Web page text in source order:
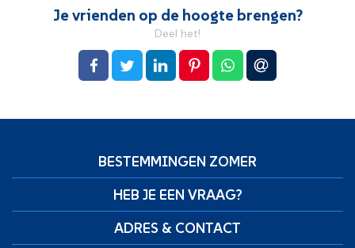
Je vrienden op de hoogte brengen?
Deel het!
op Facebookop Twitterop LinkedInop Pinterestop WhatsApp
BESTEMMINGEN ZOMER
HEB JE EEN VRAAG?
ADRES & CONTACT